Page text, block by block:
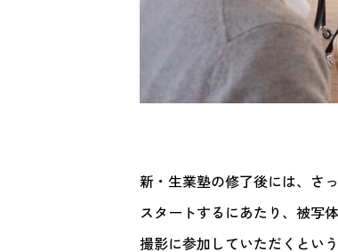
新・生業塾の修了後には、さ
スタートするにあたり、被写
撮影に参加していただくとい